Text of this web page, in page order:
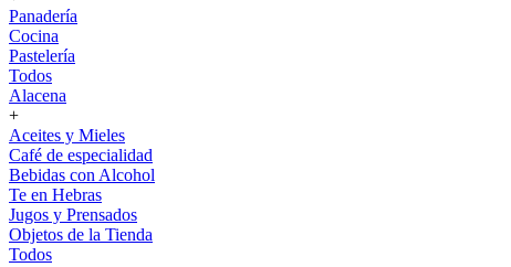
Panadería
Cocina
Pastelería
Todos
Alacena
+
Aceites y Mieles
Café de especialidad
Bebidas con Alcohol
Te en Hebras
Jugos y Prensados
Objetos de la Tienda
Todos